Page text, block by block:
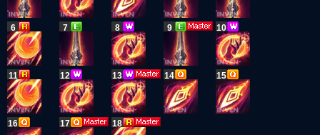
6 7 8 9 10
11 12 13 14 15
16 17 18